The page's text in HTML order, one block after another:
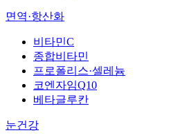
면역·항산화
비타민C
종합비타민
프로폴리스·셀레늄
코엔자임Q10
베타글루칸
눈건강